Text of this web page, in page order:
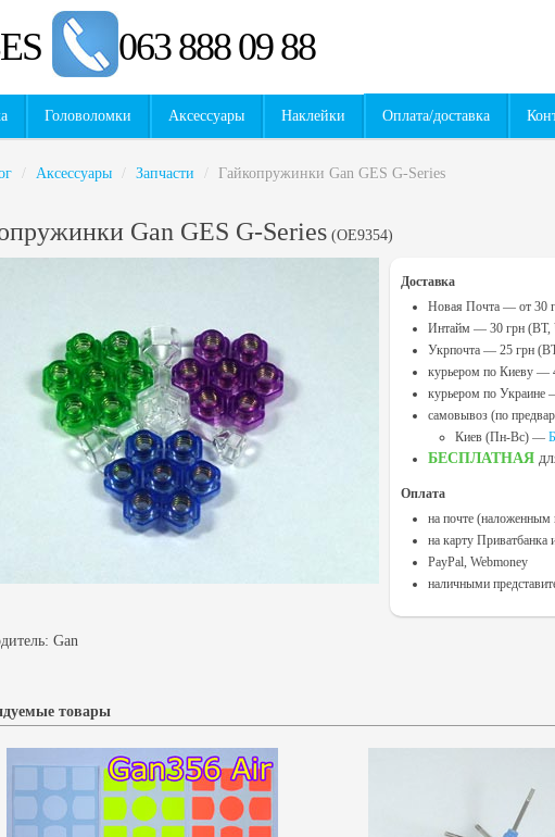
063 888 09 88
Головоломки Аксессуары Наклейки Оплата/доставка
/ Аксессуары / Запчасти / Гайкопружинки Gan GES G-Series
Gan GES G-Series (OE9354)
Доставка
Новая Почта — от 30
Интайм — 30 грн
Укрпочта — 25 грн
курьером по Киеву —
курьером по Украине
самовывоз (по
Киев (Пн-Вс) —
БЕСПЛАТНАЯ
Оплата
на почте (наложенным
на карту Приватбанка
PayPal, Webmoney
наличными
Gan
товары